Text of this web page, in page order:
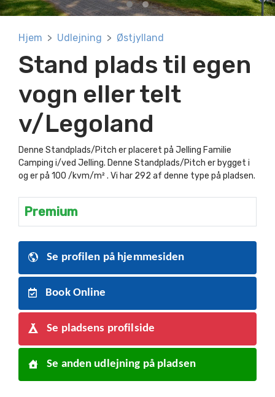
Hjem Udlejning Østjylland
Stand plads til egen
vogn eller telt
v/Legoland
Denne Standplads/Pitch er placeret på Jelling Familie
Camping i/ved Jelling. Denne Standplads/Pitch er bygget i
og er på 100 /kvm/m² . Vi har 292 af denne type på pladsen.
Premium
Se profilen på hjemmesiden
Book Online
Se pladsens profilside
Se anden udlejning på pladsen